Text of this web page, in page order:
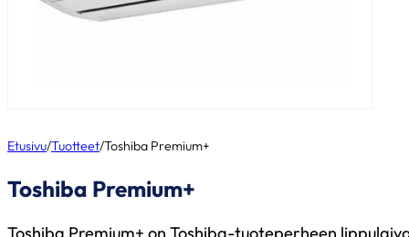
Etusivu/Tuotteet/Toshiba Premium+
Toshiba Premium+
Toshiba Premium+ on Toshiba-tuoteperheen